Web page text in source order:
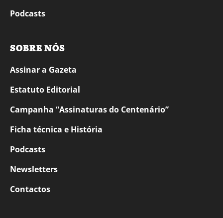
Podcasts
SOBRE NÓS
Assinar a Gazeta
Estatuto Editorial
Campanha “Assinaturas do Centenário”
Ficha técnica e História
Podcasts
Newsletters
Contactos